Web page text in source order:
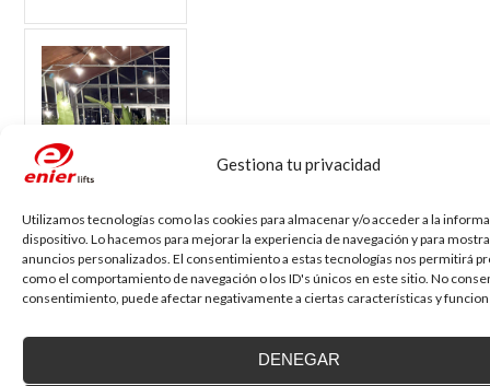
Gestiona tu privacidad
Utilizamos tecnologías como las cookies para almacenar y/o acceder a la
dispositivo. Lo hacemos para mejorar la experiencia de navegación y para
anuncios personalizados. El consentimiento a estas tecnologías nos permitirá
como el comportamiento de navegación o los ID's únicos en este sitio. No
consentimiento, puede afectar negativamente a ciertas características y
DENEGAR
Ya hemos